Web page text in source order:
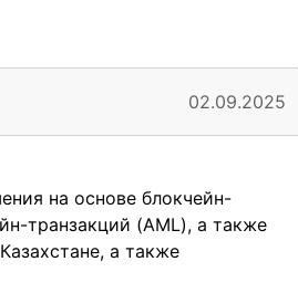
02.09.2025
на основе блокчейн-
транзакций (AML), а также
а также